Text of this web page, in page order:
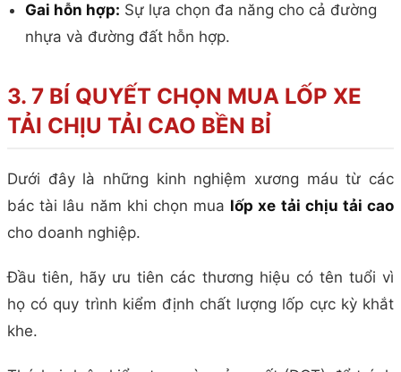
Gai hỗn hợp: Sự lựa chọn đa năng cho cả đường
nhựa và đường đất hỗn hợp.
3. 7 BÍ QUYẾT CHỌN MUA LỐP XE
TẢI CHỊU TẢI CAO BỀN BỈ
Dưới đây là những kinh nghiệm xương máu từ các
bác tài lâu năm khi chọn mua lốp xe tải chịu tải cao
cho doanh nghiệp.
Đầu tiên, hãy ưu tiên các thương hiệu có tên tuổi vì
họ có quy trình kiểm định chất lượng lốp cực kỳ khắt
khe.